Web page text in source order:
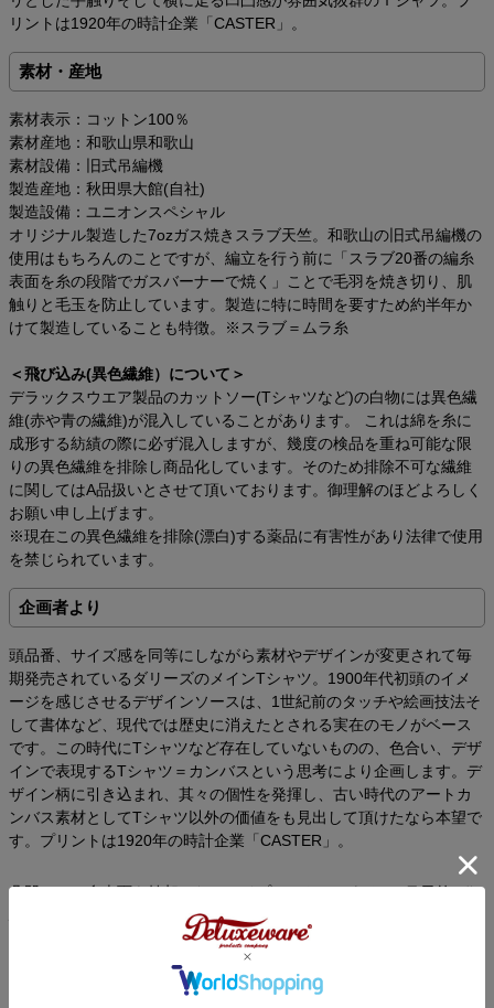
リントは1920年の時計企業「CASTER」。
素材・産地
素材表示：コットン100％
素材産地：和歌山県和歌山
素材設備：旧式吊編機
製造産地：秋田県大館(自社)
製造設備：ユニオンスペシャル
オリジナル製造した7ozガス焼きスラブ天竺。和歌山の旧式吊編機の
使用はもちろんのことですが、編立を行う前に「スラブ20番の編糸
表面を糸の段階でガスバーナーで焼く」ことで毛羽を焼き切り、肌
触りと毛玉を防止しています。製造に特に時間を要すため約半年か
けて製造していることも特徴。※スラブ＝ムラ糸
＜飛び込み(異色繊維）について＞
デラックスウエア製品のカットソー(Tシャツなど)の白物には異色繊
維(赤や青の繊維)が混入していることがあります。 これは綿を糸に
成形する紡績の際に必ず混入しますが、幾度の検品を重ね可能な限
りの異色繊維を排除し商品化しています。そのため排除不可な繊維
に関してはA品扱いとさせて頂いております。御理解のほどよろしく
お願い申し上げます。
※現在この異色繊維を排除(漂白)する薬品に有害性があり法律で使用
を禁じられています。
企画者より
頭品番、サイズ感を同等にしながら素材やデザインが変更されて毎
期発売されているダリーズのメインTシャツ。1900年代初頭のイメ
ージを感じさせるデザインソースは、1世紀前のタッチや絵画技法そ
して書体など、現代では歴史に消えたとされる実在のモノがベース
です。この時代にTシャツなど存在していないものの、色合い、デザ
インで表現するTシャツ＝カンバスという思考により企画します。デ
ザイン柄に引き込まれ、其々の個性を発揮し、古い時代のアートカ
ンバス素材としてTシャツ以外の価値をも見出して頂けたなら本望で
す。プリントは1920年の時計企業「CASTER」。
凸凹のムラ糸表面を焼却したシェイプコットンによる7oz吊天竺。狂
騒の1920年代デザイン「CASTER」
AD22T-A[CASER]